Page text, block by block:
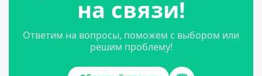
на связи!
Ответим на вопросы, поможем с выбором или
решим проблему!